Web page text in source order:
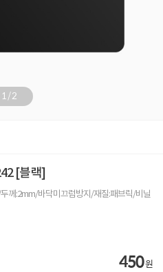
1/2
[블랙]
께:2mm/바닥미끄럼방지/재질:패브릭/비닐
450원